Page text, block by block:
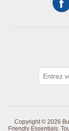
Copyright © 2026
Friendly Essentials.